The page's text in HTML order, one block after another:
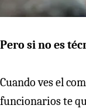
Pero si no es
Cuando ves el
funcionarios te